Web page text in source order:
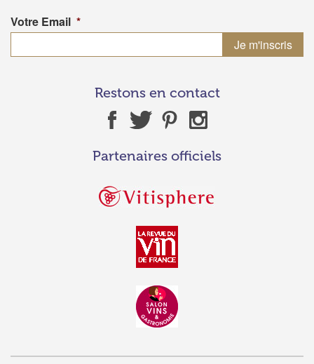
Votre Email *
Restons en contact
Partenaires officiels